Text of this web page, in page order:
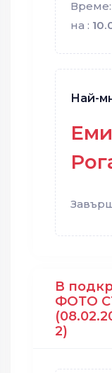
Време:
на :
Най-
В
ФОТО
2)